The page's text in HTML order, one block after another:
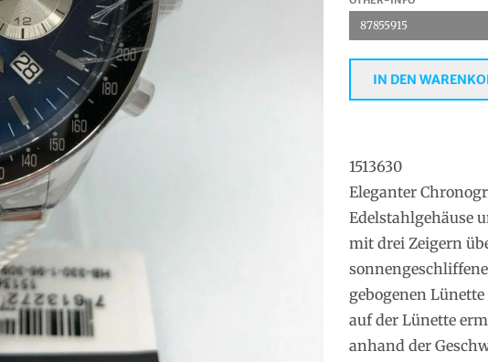
87855915
IN DEN
1513630
Eleganter
Edelstahlgehäuse
mit drei Zeigern
gebogenen
auf der Lünette
anhand der